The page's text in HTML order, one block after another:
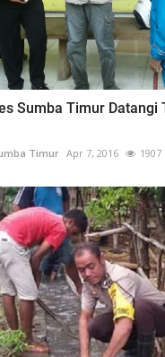
Sumba Timur Datangi
Timur Apr 7, 2016 1907